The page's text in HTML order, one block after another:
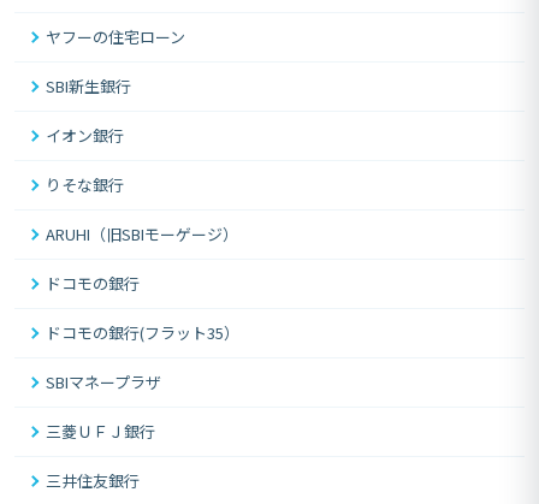
ヤフーの住宅ローン
SBI新生銀行
イオン銀行
りそな銀行
ARUHI（旧SBIモーゲージ）
ドコモの銀行
ドコモの銀行(フラット35）
SBIマネープラザ
三菱ＵＦＪ銀行
三井住友銀行